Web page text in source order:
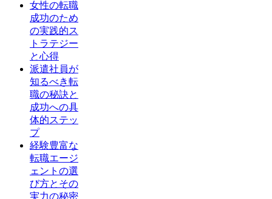
女性の転職
成功のため
の実践的ス
トラテジー
と心得
派遣社員が
知るべき転
職の秘訣と
成功への具
体的ステッ
プ
経験豊富な
転職エージ
ェントの選
び方とその
実力の秘密